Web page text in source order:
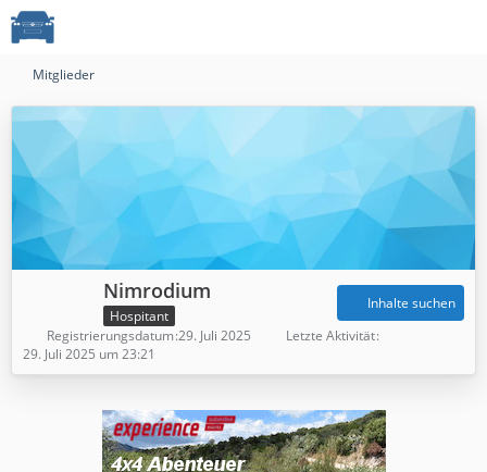
Mitglieder
Nimrodium
Hospitant
Inhalte suchen
Registrierungsdatum 29. Juli 2025
Letzte Aktivität
29. Juli 2025 um 23:21